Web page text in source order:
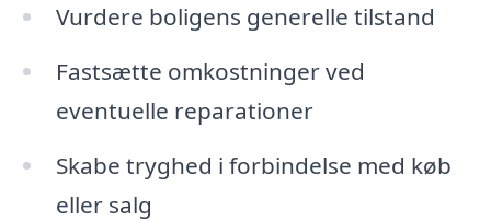
Vurdere boligens generelle tilstand
Fastsætte omkostninger ved
eventuelle reparationer
Skabe tryghed i forbindelse med køb
eller salg